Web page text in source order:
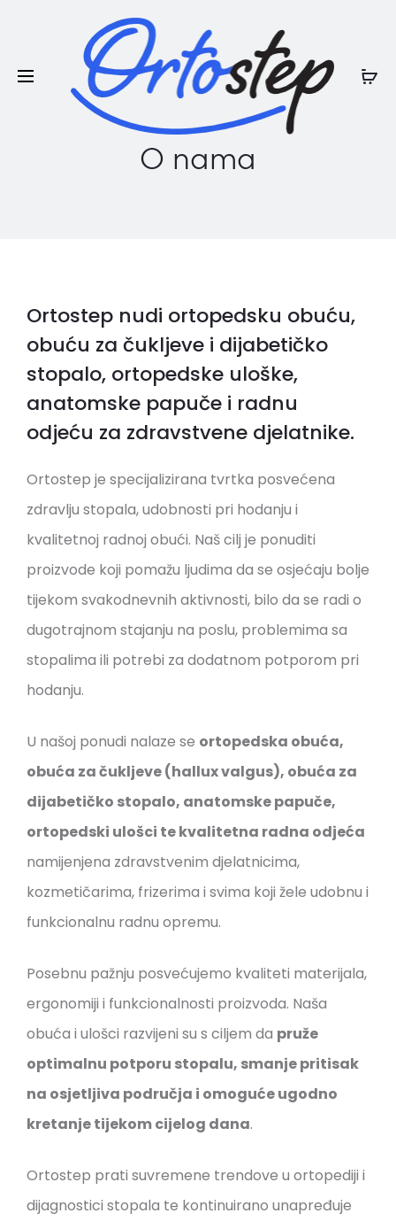
Posebna ljetna pogodnost:
O nama
Ortostep nudi ortopedsku obuću,
obuću za čukljeve i dijabetičko
stopalo, ortopedske uloške,
anatomske papuče i radnu
odjeću za zdravstvene djelatnike.
Ortostep je specijalizirana tvrtka posvećena
zdravlju stopala, udobnosti pri hodanju i
kvalitetnoj radnoj obući. Naš cilj je ponuditi
proizvode koji pomažu ljudima da se osjećaju bolje
tijekom svakodnevnih aktivnosti, bilo da se radi o
dugotrajnom stajanju na poslu, problemima sa
stopalima ili potrebi za dodatnom potporom pri
hodanju.
U našoj ponudi nalaze se ortopedska obuća,
obuća za čukljeve (hallux valgus), obuća za
dijabetičko stopalo, anatomske papuče,
ortopedski ulošci te kvalitetna radna odjeća
namijenjena zdravstvenim djelatnicima,
kozmetičarima, frizerima i svima koji žele udobnu i
funkcionalnu radnu opremu.
Posebnu pažnju posvećujemo kvaliteti materijala,
ergonomiji i funkcionalnosti proizvoda. Naša
obuća i ulošci razvijeni su s ciljem da pruže
optimalnu potporu stopalu, smanje pritisak
na osjetljiva područja i omoguće ugodno
kretanje tijekom cijelog dana.
Ortostep prati suvremene trendove u ortopediji i
dijagnostici stopala te kontinuirano unapređuje